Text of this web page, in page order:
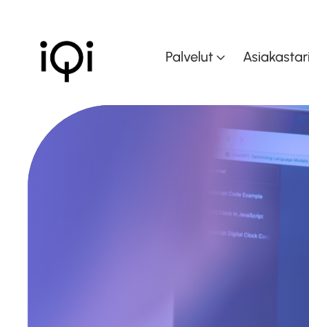
Palvelut
Dataohjattu